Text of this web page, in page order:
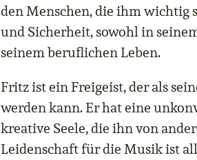
den Menschen, die ihm wichtig
und Sicherheit, sowohl in
seinem beruflichen Leben.
Fritz ist ein Freigeist, der als
werden kann. Er hat eine
kreative Seele, die ihn von
Leidenschaft für die Musik ist